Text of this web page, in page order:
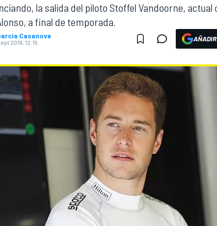
la salida del piloto Stoffel Vandoorne, actual
a final de temporada.
Casanova
2018, 12:15